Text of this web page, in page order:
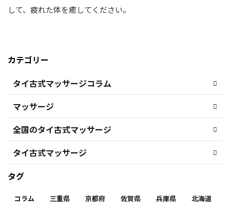
して、疲れた体を癒してください。
カテゴリー
タイ古式マッサージコラム
マッサージ
全国のタイ古式マッサージ
タイ古式マッサージ
タグ
コラム 三重県 京都府 佐賀県 兵庫県 北海道